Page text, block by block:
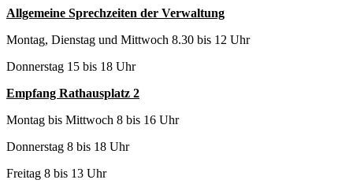
Allgemeine Sprechzeiten der Verwaltung
Montag, Dienstag und Mittwoch 8.30 bis 12 Uhr
Donnerstag 15 bis 18 Uhr
Empfang Rathausplatz 2
Montag bis Mittwoch 8 bis 16 Uhr
Donnerstag 8 bis 18 Uhr
Freitag 8 bis 13 Uhr